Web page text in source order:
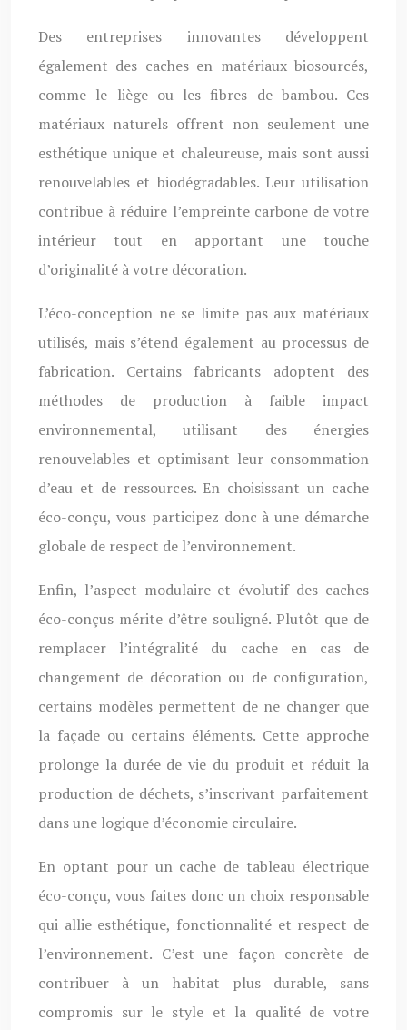
Des entreprises innovantes développent
également des caches en matériaux biosourcés,
comme le liège ou les fibres de bambou. Ces
matériaux naturels offrent non seulement une
esthétique unique et chaleureuse, mais sont aussi
renouvelables et biodégradables. Leur utilisation
contribue à réduire l’empreinte carbone de votre
intérieur tout en apportant une touche
d’originalité à votre décoration.
L’éco-conception ne se limite pas aux matériaux
utilisés, mais s’étend également au processus de
fabrication. Certains fabricants adoptent des
méthodes de production à faible impact
environnemental, utilisant des énergies
renouvelables et optimisant leur consommation
d’eau et de ressources. En choisissant un cache
éco-conçu, vous participez donc à une démarche
globale de respect de l’environnement.
Enfin, l’aspect modulaire et évolutif des caches
éco-conçus mérite d’être souligné. Plutôt que de
remplacer l’intégralité du cache en cas de
changement de décoration ou de configuration,
certains modèles permettent de ne changer que
la façade ou certains éléments. Cette approche
prolonge la durée de vie du produit et réduit la
production de déchets, s’inscrivant parfaitement
dans une logique d’économie circulaire.
En optant pour un cache de tableau électrique
éco-conçu, vous faites donc un choix responsable
qui allie esthétique, fonctionnalité et respect de
l’environnement. C’est une façon concrète de
contribuer à un habitat plus durable, sans
compromis sur le style et la qualité de votre